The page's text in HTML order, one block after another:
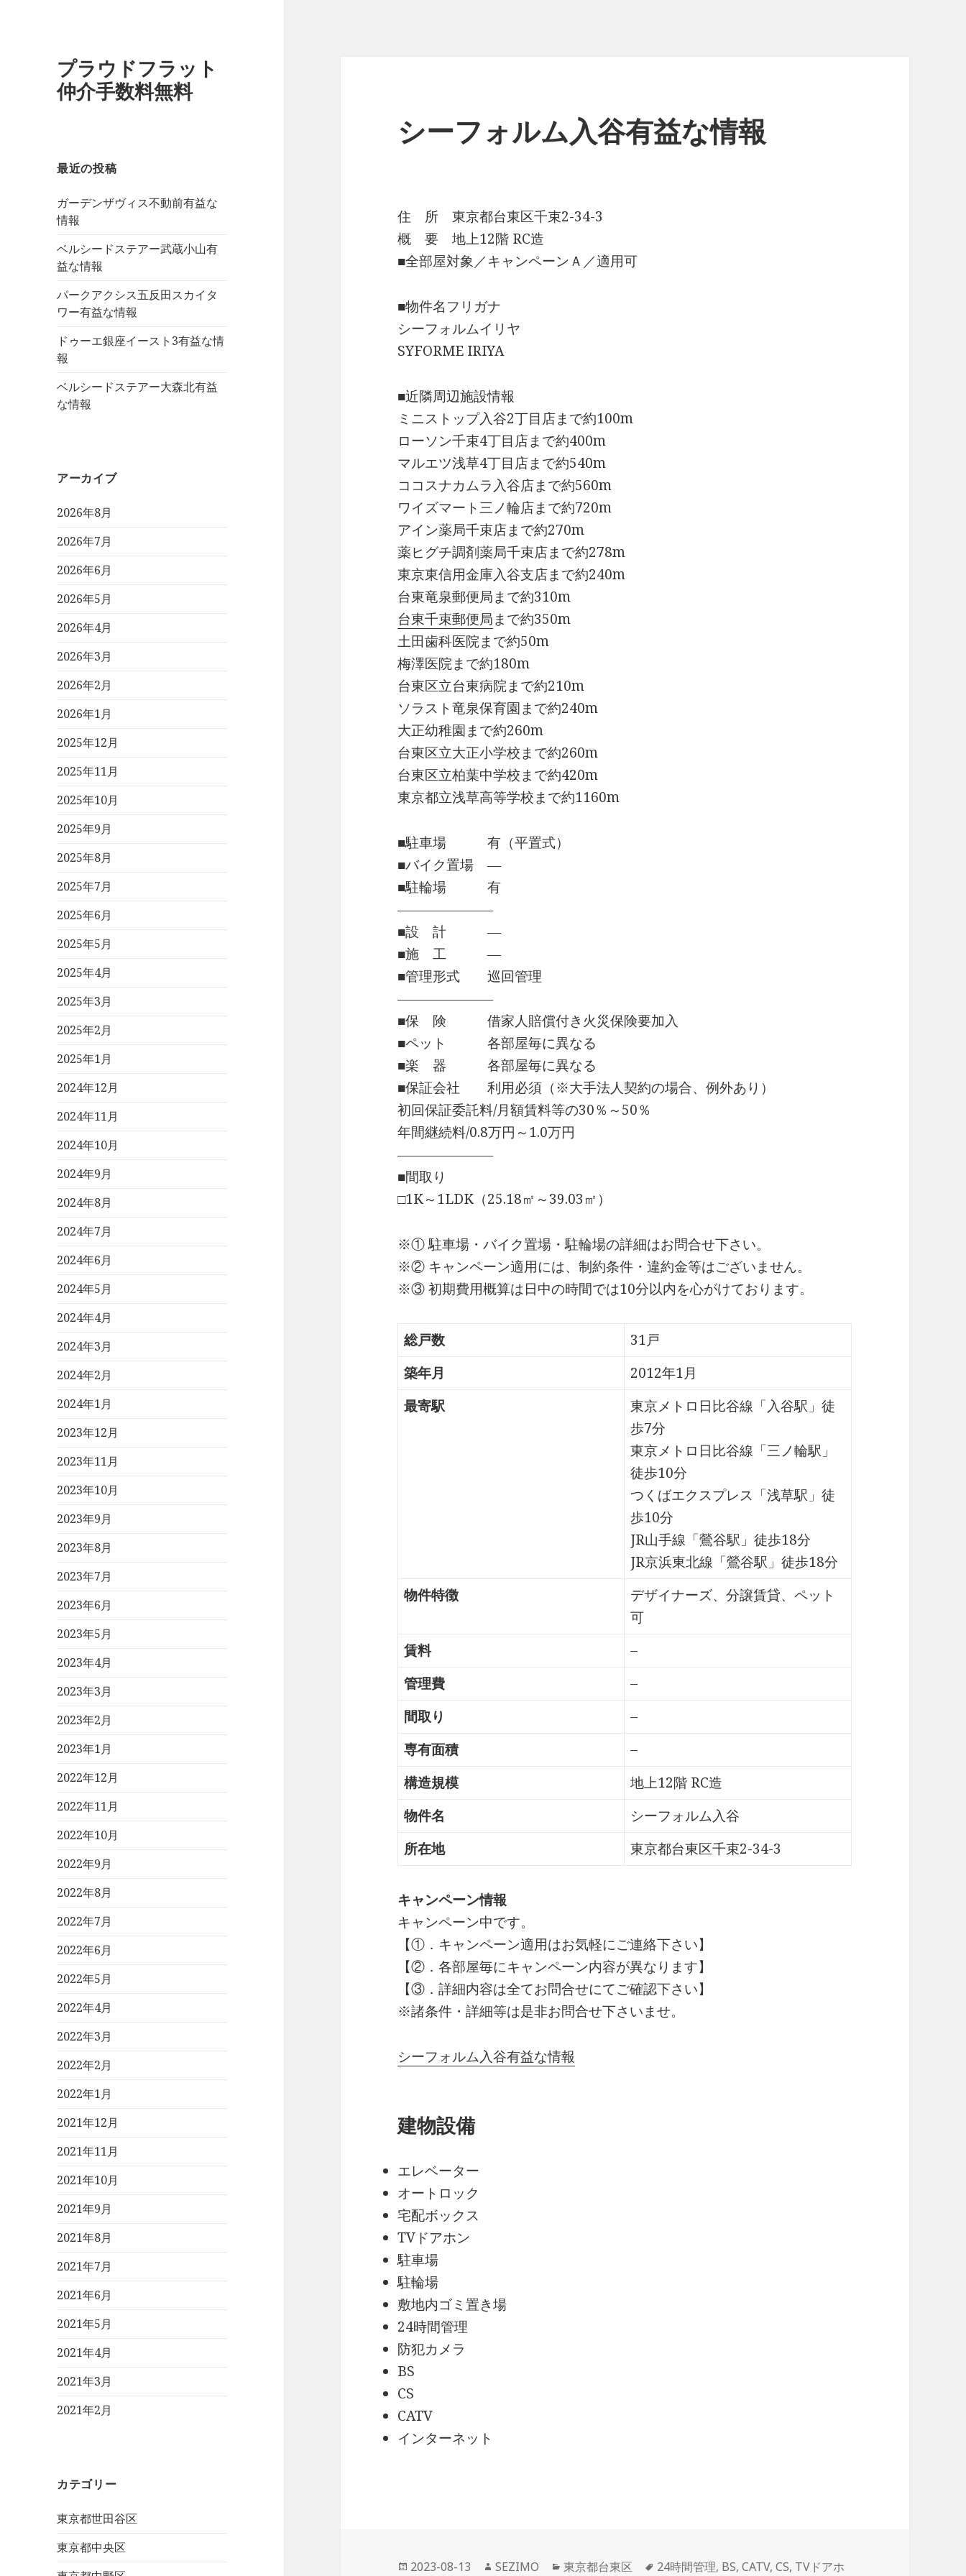
プラウドフラット
仲介手数料無料
最近の投稿
ガーデンザヴィス不動前有益な
情報
ベルシードステアー武蔵小山有
益な情報
パークアクシス五反田スカイタ
ワー有益な情報
ドゥーエ銀座イースト3有益な情
報
ベルシードステアー大森北有益
な情報
アーカイブ
2026年8月
2026年7月
2026年6月
2026年5月
2026年4月
2026年3月
2026年2月
2026年1月
2025年12月
2025年11月
2025年10月
2025年9月
2025年8月
2025年7月
2025年6月
2025年5月
2025年4月
2025年3月
2025年2月
2025年1月
2024年12月
2024年11月
2024年10月
2024年9月
2024年8月
2024年7月
2024年6月
2024年5月
2024年4月
2024年3月
2024年2月
2024年1月
2023年12月
2023年11月
2023年10月
2023年9月
2023年8月
2023年7月
2023年6月
2023年5月
2023年4月
2023年3月
2023年2月
2023年1月
2022年12月
2022年11月
2022年10月
2022年9月
2022年8月
2022年7月
2022年6月
2022年5月
2022年4月
2022年3月
2022年2月
2022年1月
2021年12月
2021年11月
2021年10月
2021年9月
2021年8月
2021年7月
2021年6月
2021年5月
2021年4月
2021年3月
2021年2月
カテゴリー
東京都世田谷区
東京都中央区
シーフォルム入谷有益な情報
住 所 東京都台東区千束2-34-3
概 要 地上12階 RC造
■全部屋対象／キャンペーンＡ／適用可
■物件名フリガナ
シーフォルムイリヤ
SYFORME IRIYA
■近隣周辺施設情報
ミニストップ入谷2丁目店まで約100m
ローソン千束4丁目店まで約400m
マルエツ浅草4丁目店まで約540m
ココスナカムラ入谷店まで約560m
ワイズマート三ノ輪店まで約720m
アイン薬局千束店まで約270m
薬ヒグチ調剤薬局千束店まで約278m
東京東信用金庫入谷支店まで約240m
台東竜泉郵便局まで約310m
台東千束郵便局まで約350m
土田歯科医院まで約50m
梅澤医院まで約180m
台東区立台東病院まで約210m
ソラスト竜泉保育園まで約240m
大正幼稚園まで約260m
台東区立大正小学校まで約260m
台東区立柏葉中学校まで約420m
東京都立浅草高等学校まで約1160m
■駐車場 有（平置式）
■バイク置場 ―
■駐輪場 有
―――――――
■設 計 ―
■施 工 ―
■管理形式 巡回管理
―――――――
■保 険 借家人賠償付き火災保険要加入
■ペット 各部屋毎に異なる
■楽 器 各部屋毎に異なる
■保証会社 利用必須（※大手法人契約の場合、例外あり）
初回保証委託料/月額賃料等の30％～50％
年間継続料/0.8万円～1.0万円
―――――――
■間取り
□1K～1LDK（25.18㎡～39.03㎡）
※① 駐車場・バイク置場・駐輪場の詳細はお問合せ下さい。
※② キャンペーン適用には、制約条件・違約金等はございません。
※③ 初期費用概算は日中の時間では10分以内を心がけております。
総戸数
31戸
築年月
2012年1月
最寄駅
東京メトロ日比谷線「入谷駅」徒
歩7分
東京メトロ日比谷線「三ノ輪駅」
徒歩10分
つくばエクスプレス「浅草駅」徒
歩10分
JR山手線「鶯谷駅」徒歩18分
JR京浜東北線「鶯谷駅」徒歩18分
物件特徴
デザイナーズ、分譲賃貸、ペット
可
賃料
–
管理費
–
間取り
–
専有面積
–
構造規模
地上12階 RC造
物件名
シーフォルム入谷
所在地
東京都台東区千束2-34-3
キャンペーン情報
キャンペーン中です。
【①．キャンペーン適用はお気軽にご連絡下さい】
【②．各部屋毎にキャンペーン内容が異なります】
【③．詳細内容は全てお問合せにてご確認下さい】
※諸条件・詳細等は是非お問合せ下さいませ。
シーフォルム入谷有益な情報
建物設備
エレベーター
オートロック
宅配ボックス
TVドアホン
駐車場
駐輪場
敷地内ゴミ置き場
24時間管理
防犯カメラ
BS
CS
CATV
インターネット
投
2023-08-13
作
SEZIMO
カ
東京都台東区
タ
24時間管理, BS,CATV,CS, TVドアホ